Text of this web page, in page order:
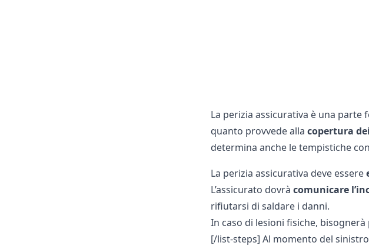
La perizia assicurativa è una parte
quanto provvede alla copertura
determina anche le tempistiche
La perizia assicurativa deve essere
L’assicurato dovrà comunicare
rifiutarsi di saldare i danni.
In caso di lesioni fisiche,
[/list-steps] Al momento del